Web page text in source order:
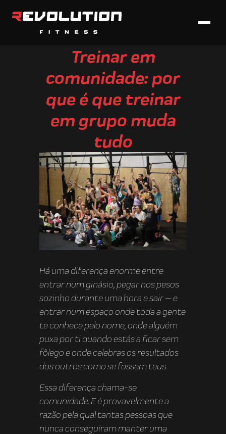
Treinar em
comunidade: por
que é que treinar
em grupo muda
tudo
Há uma diferença enorme entre
entrar num ginásio, pegar nos pesos
sozinho durante uma hora e sair — e
entrar num espaço onde toda a gente
te conhece pelo nome, onde alguém
puxa por ti quando estás a ficar sem
fôlego e onde celebras os resultados
dos outros como se fossem teus.
Essa diferença chama-se
comunidade. E é provavelmente a
razão pela qual tantas pessoas que
nunca conseguiram manter uma